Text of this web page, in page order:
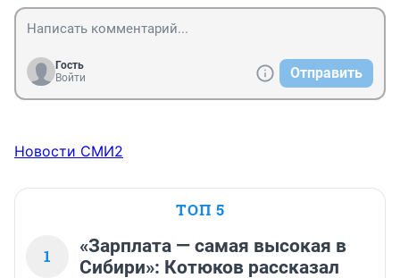
Гость
Войти
Отправить
Новости СМИ2
ТОП 5
1
«Зарплата — самая высокая в
Сибири»: Котюков рассказал